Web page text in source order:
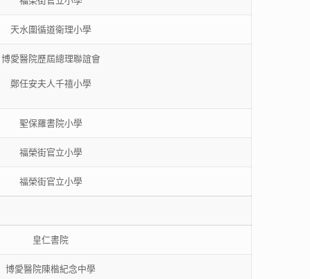
天水圍循道衛理小學
博愛醫院歷屆總理聯誼會
鄭任安夫人千禧小學
聖保羅書院小學
福榮街官立小學
福榮街官立小學
皇仁書院
博愛醫院陳楷紀念中學